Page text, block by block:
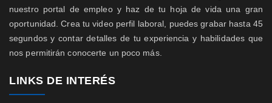
nuestro portal de empleo y haz de tu hoja de vida una gran
oportunidad. Crea tu video perfil laboral, puedes grabar hasta 45
segundos y contar detalles de tu experiencia y habilidades que
nos permitirán conocerte un poco más.
LINKS DE INTERÉS